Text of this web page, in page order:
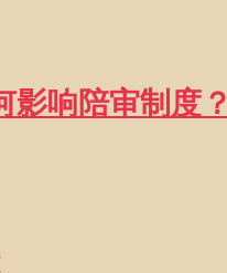
影响陪审制度？